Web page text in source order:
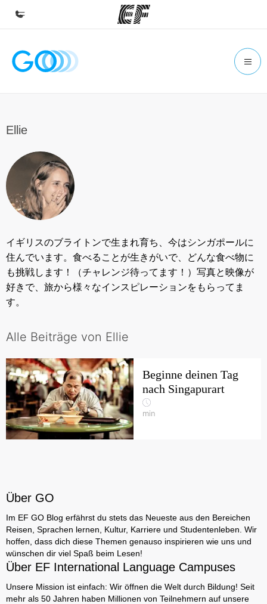
Home
Büros in der Nähe
Über uns
Wer wir sind
Teil des Teams werden
Ellie
イギリスのブライトンで生まれ育ち、今はシンガポールに
住んでいます。食べることが生きがいで、どんな食べ物に
も挑戦します！（チャレンジ待ってます！）写真と映像が
好きで、旅から様々なインスピレーションをもらってま
す。
Alle Beiträge von Ellie
Beginne deinen Tag
nach Singapurart
min
Über GO
Im EF GO Blog erfährst du stets das Neueste aus den Bereichen
Reisen, Sprachen lernen, Kultur, Karriere und Studentenleben. Wir
hoffen, dass dich diese Themen genauso inspirieren wie uns und
wünschen dir viel Spaß beim Lesen!
Über EF International Language Campuses
Unsere Mission ist einfach: Wir öffnen die Welt durch Bildung! Seit
mehr als 50 Jahren haben Millionen von Teilnehmern auf unsere